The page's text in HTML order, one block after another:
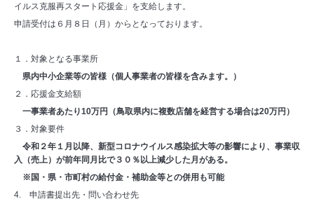
イルス克服再スタート応援金」を支給します。
申請受付は６月８日（月）からとなっております。
１．対象となる事業所
県内中小企業等の皆様（個人事業者の皆様を含みます。）
２．応援金支給額
一事業者あたり10万円（鳥取県内に複数店舗を経営する場合は20万円）
３．対象要件
令和２年１月以降、新型コロナウイルス感染拡大等の影響により、事業収
入（売上）が前年同月比で３０％以上減少した月がある。
※国・県・市町村の給付金・補助金等との併用も可能
4. 申請書提出先・問い合わせ先